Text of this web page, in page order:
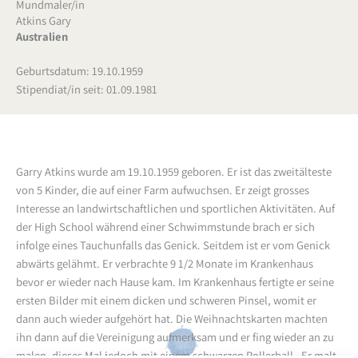
Mundmaler/in
Atkins Gary
Australien
Geburtsdatum: 19.10.1959
Stipendiat/in seit: 01.09.1981
Garry Atkins wurde am 19.10.1959 geboren. Er ist das zweitälteste
von 5 Kinder, die auf einer Farm aufwuchsen. Er zeigt grosses
Interesse an landwirtschaftlichen und sportlichen Aktivitäten. Auf
der High School während einer Schwimmstunde brach er sich
infolge eines Tauchunfalls das Genick. Seitdem ist er vom Genick
abwärts gelähmt. Er verbrachte 9 1/2 Monate im Krankenhaus
bevor er wieder nach Hause kam. Im Krankenhaus fertigte er seine
ersten Bilder mit einem dicken und schweren Pinsel, womit er
dann auch wieder aufgehört hat. Die Weihnachtskarten machten
ihn dann auf die Vereinigung aufmerksam und er fing wieder an zu
malen, dieses Mal jedoch mit einem schwarzen Rollerball. Er malt